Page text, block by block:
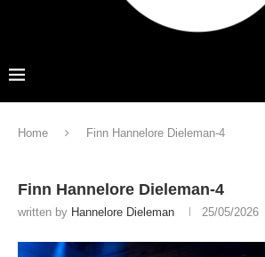
Home Finn Hannelore Dieleman-4
Finn Hannelore Dieleman-4
written by Hannelore Dieleman 25/05/2026